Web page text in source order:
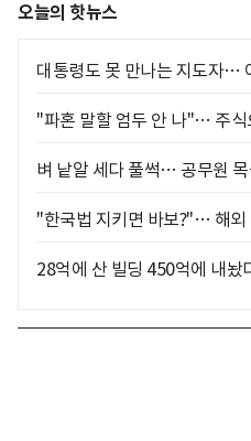
오늘의 핫뉴스
대통령도 못 만나는 지도자…
"파혼 말할 엄두 안 나"… 주식
벼 낱알 세다 풀썩… 공무원
"한국법 지키면 바보?"… 해외
28억에 산 빌딩 450억에 내놨